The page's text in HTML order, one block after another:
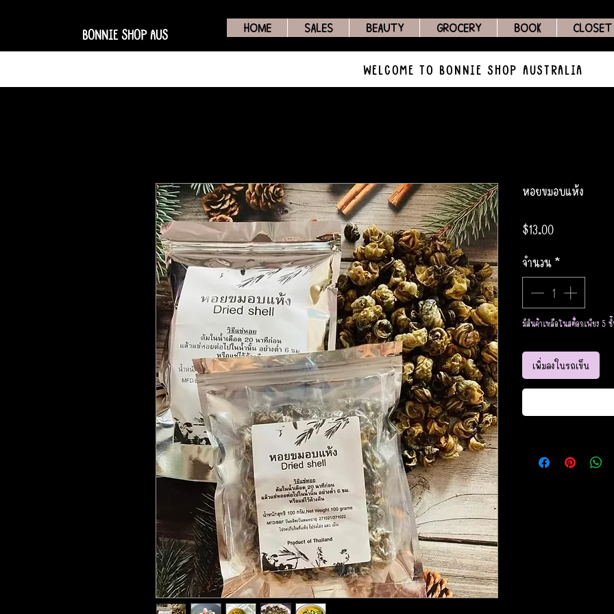
BONNIE SHOP AUS HOME SALES BEAUTY GROCERY BOOK CLOSET
WELCOME TO BONNIE SHOP AUSTRALIA
หอยขมอบแห้ง
$13.00ราคา
จำนวน*
มีสินค้าเหลือในสต็อกเพียง 5
เพิ่มลงในรถเข็น